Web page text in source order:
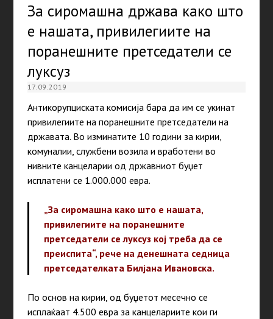
За сиромашна држава како што
е нашата, привилегиите на
поранешните претседатели се
луксуз
17.09.2019
Антикорупциската комисија бара да им се укинат
привилегиите на поранешните претседатели на
државата. Во изминатите 10 години за кирии,
комуналии, службени возила и вработени во
нивните канцеларии од државниот буџет
исплатени се 1.000.000 евра.
„За сиромашна како што е нашата,
привилегиите на поранешните
претседатели се луксуз кој треба да се
преиспита“, рече на денешната седница
претседателката Билјана Ивановска.
По основ на кирии, од буџетот месечно се
исплаќаат 4.500 евра за канцелариите кои ги